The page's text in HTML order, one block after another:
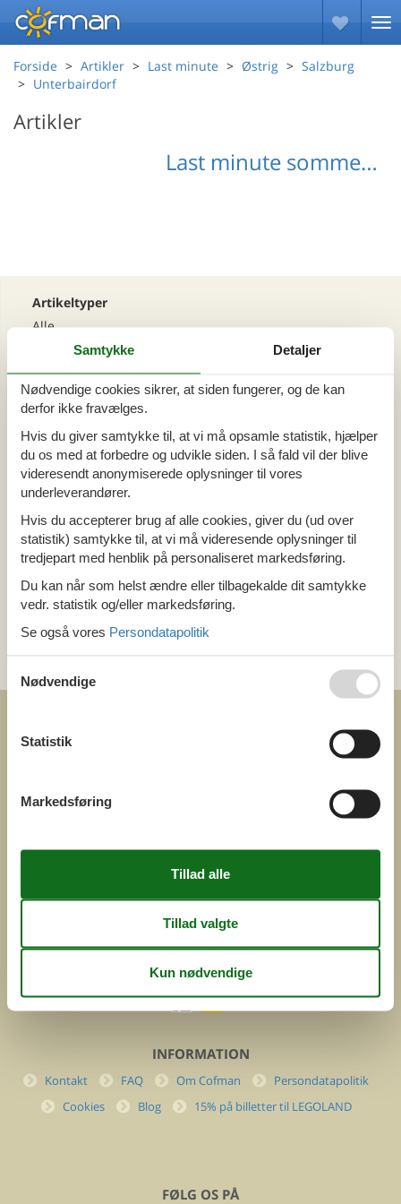
Forside Artikler Last minute Østrig
Salzburg
Unterbairdorf
Artikler
Last minute sommerhuse Unterbairdorf
Artikeltyper
Alle
Din Cofman ferie
Område
Østrig
Salzburg
Unterbairdorf
Tema
Alle
Last minute
Kategori
Alle
Nygade 8b. 2. th
DK-7400 Herning
Danmark
Momsnr.: DK26347688
(+45) 7877 0427
INFORMATION
Kontakt FAQ Om Cofman
Persondatapolitik
Cookies
Blog 15% på billetter til LEGOLAND
FØLG OS PÅ
Samtykke Detaljer
Nødvendige cookies sikrer, at siden fungerer, og de kan
derfor ikke fravælges.
Hvis du giver samtykke til, at vi må opsamle statistik, hjælper
du os med at forbedre og udvikle siden. I så fald vil der blive
videresendt anonymiserede oplysninger til vores
underleverandører.
Hvis du accepterer brug af alle cookies, giver du (ud over
statistik) samtykke til, at vi må videresende oplysninger til
tredjepart med henblik på personaliseret markedsføring.
Du kan når som helst ændre eller tilbagekalde dit samtykke
vedr. statistik og/eller markedsføring.
Se også vores Persondatapolitik
Nødvendige
Statistik
Markedsføring